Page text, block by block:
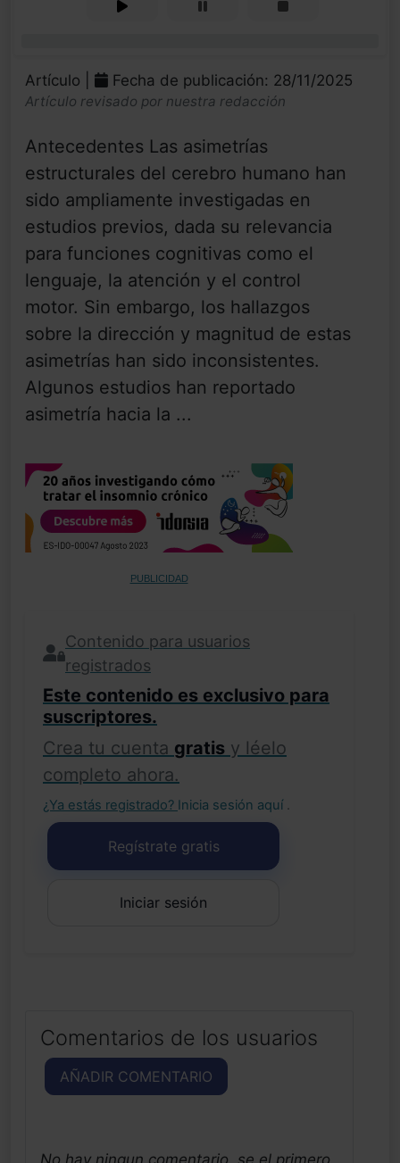
Artículo | Fecha de publicación: 28/11/2025
Artículo revisado por nuestra redacción
Antecedentes Las asimetrías
estructurales del cerebro humano han
sido ampliamente investigadas en
estudios previos, dada su relevancia
para funciones cognitivas como el
lenguaje, la atención y el control
motor. Sin embargo, los hallazgos
sobre la dirección y magnitud de estas
asimetrías han sido inconsistentes.
Algunos estudios han reportado
asimetría hacia la ...
PUBLICIDAD
Contenido para usuarios
registrados
Este contenido es exclusivo para
suscriptores.
Crea tu cuenta gratis y léelo
completo ahora.
¿Ya estás registrado? Inicia sesión aquí .
Regístrate gratis
Iniciar sesión
Comentarios de los usuarios
AÑADIR COMENTARIO
No hay ningun comentario, se el primero